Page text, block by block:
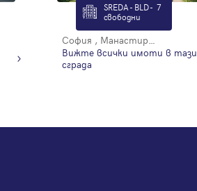
SREDA - BLD - 7
свободни
Вижте всички имоти в тази
сграда